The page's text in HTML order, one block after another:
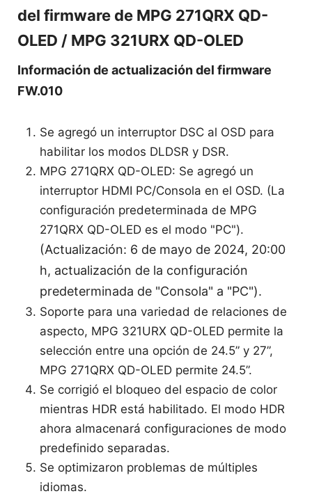
del firmware de MPG 271QRX QD-
OLED / MPG 321URX QD-OLED
Información de actualización del firmware
FW.010
Se agregó un interruptor DSC al OSD para
habilitar los modos DLDSR y DSR.
MPG 271QRX QD-OLED: Se agregó un
interruptor HDMI PC/Consola en el OSD. (La
configuración predeterminada de MPG
271QRX QD-OLED es el modo "PC").
(Actualización: 6 de mayo de 2024, 20:00
h, actualización de la configuración
predeterminada de "Consola" a "PC").
Soporte para una variedad de relaciones de
aspecto, MPG 321URX QD-OLED permite la
selección entre una opción de 24.5” y 27”,
MPG 271QRX QD-OLED permite 24.5”.
Se corrigió el bloqueo del espacio de color
mientras HDR está habilitado. El modo HDR
ahora almacenará configuraciones de modo
predefinido separadas.
Se optimizaron problemas de múltiples
idiomas.